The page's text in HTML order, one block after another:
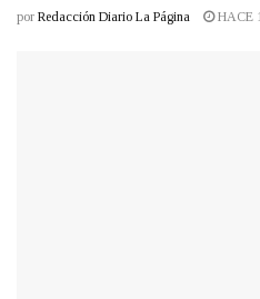
por Redacción Diario La Página HACE